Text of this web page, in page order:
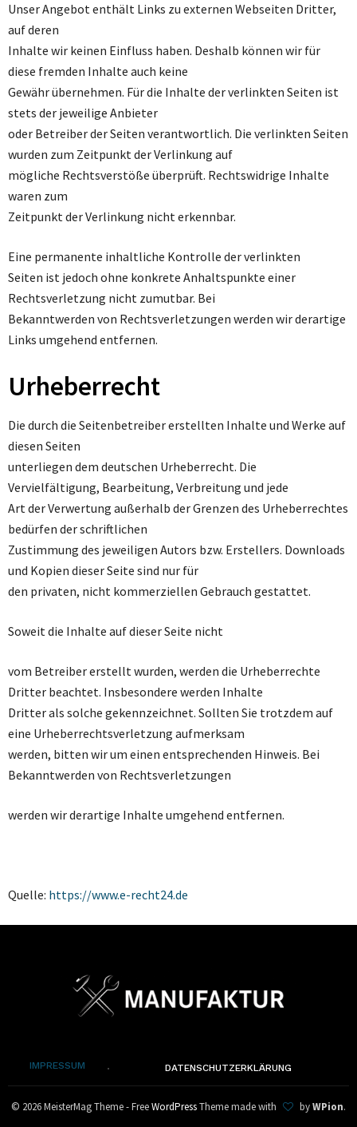
Unser Angebot enthält Links zu externen Webseiten Dritter,
auf deren
Inhalte wir keinen Einfluss haben. Deshalb können wir für
diese fremden Inhalte auch keine
Gewähr übernehmen. Für die Inhalte der verlinkten Seiten ist
stets der jeweilige Anbieter
oder Betreiber der Seiten verantwortlich. Die verlinkten Seiten
wurden zum Zeitpunkt der Verlinkung auf
mögliche Rechtsverstöße überprüft. Rechtswidrige Inhalte
waren zum
Zeitpunkt der Verlinkung nicht erkennbar.
Eine permanente inhaltliche Kontrolle der verlinkten
Seiten ist jedoch ohne konkrete Anhaltspunkte einer
Rechtsverletzung nicht zumutbar. Bei
Bekanntwerden von Rechtsverletzungen werden wir derartige
Links umgehend entfernen.
Urheberrecht
Die durch die Seitenbetreiber erstellten Inhalte und Werke auf
diesen Seiten
unterliegen dem deutschen Urheberrecht. Die
Vervielfältigung, Bearbeitung, Verbreitung und jede
Art der Verwertung außerhalb der Grenzen des Urheberrechtes
bedürfen der schriftlichen
Zustimmung des jeweiligen Autors bzw. Erstellers. Downloads
und Kopien dieser Seite sind nur für
den privaten, nicht kommerziellen Gebrauch gestattet.
Soweit die Inhalte auf dieser Seite nicht
vom Betreiber erstellt wurden, werden die Urheberrechte
Dritter beachtet. Insbesondere werden Inhalte
Dritter als solche gekennzeichnet. Sollten Sie trotzdem auf
eine Urheberrechtsverletzung aufmerksam
werden, bitten wir um einen entsprechenden Hinweis. Bei
Bekanntwerden von Rechtsverletzungen
werden wir derartige Inhalte umgehend entfernen.
Quelle: https://www.e-recht24.de
IMPRESSUM DATENSCHUTZERKLÄRUNG
© 2026 MeisterMag Theme - FreeWordPressTheme made with byWPion.